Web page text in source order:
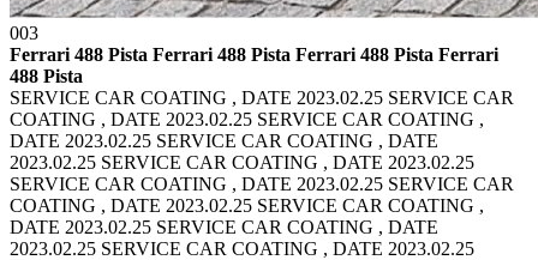
003
Ferrari 488 Pista Ferrari 488 Pista Ferrari 488 Pista Ferrari
488 Pista
SERVICE CAR COATING , DATE 2023.02.25 SERVICE CAR
COATING , DATE 2023.02.25 SERVICE CAR COATING ,
DATE 2023.02.25 SERVICE CAR COATING , DATE
2023.02.25 SERVICE CAR COATING , DATE 2023.02.25
SERVICE CAR COATING , DATE 2023.02.25 SERVICE CAR
COATING , DATE 2023.02.25 SERVICE CAR COATING ,
DATE 2023.02.25 SERVICE CAR COATING , DATE
2023.02.25 SERVICE CAR COATING , DATE 2023.02.25